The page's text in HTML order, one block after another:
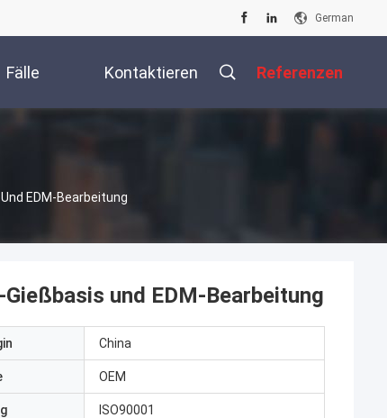
German
Fälle Kontaktieren Referenzen
EDM-Bearbeitung
und EDM-Bearbeitung
China
OEM
ISO90001